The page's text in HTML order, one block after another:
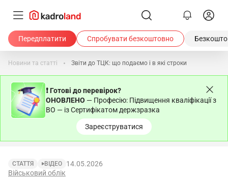
Передплатити Спробувати безкоштовно
Новини та статті Звіти до ТЦК: що подаємо і в які строки
❗ Готові до перевірок?
ОНОВЛЕНО — Професію: Підвищення кваліфікації з
ВО — із Сертифікатом держзразка
Зареєструватися
СТАТТЯ ВІДЕО
Військовий облік
14.05.2026